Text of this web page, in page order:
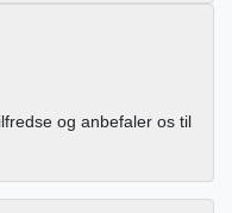
og anbefaler os til